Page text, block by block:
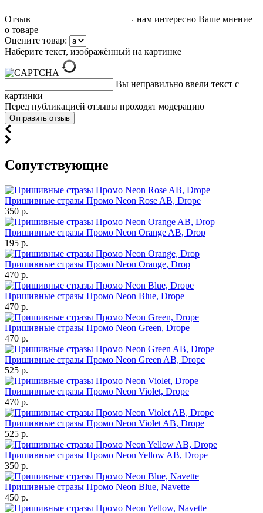
Отзыв
нам интересно Ваше мнение
о товаре
Оцените товар:
Наберите текст, изображённый на картинке
Вы неправильно ввели текст с
картинки
Перед публикацией отзывы проходят модерацию
Cопутствующие
Пришивные стразы Промо Neon Rose AB, Drope
350 р.
Пришивные стразы Промо Neon Orange AB, Drop
195 р.
Пришивные стразы Промо Neon Orange, Drop
470 р.
Пришивные стразы Промо Neon Blue, Drope
470 р.
Пришивные стразы Промо Neon Green, Drope
470 р.
Пришивные стразы Промо Neon Green AB, Drope
525 р.
Пришивные стразы Промо Neon Violet, Drope
470 р.
Пришивные стразы Промо Neon Violet AB, Drope
525 р.
Пришивные стразы Промо Neon Yellow AB, Drope
350 р.
Пришивные стразы Промо Neon Blue, Navette
450 р.